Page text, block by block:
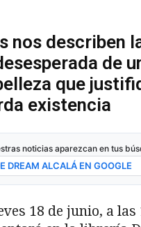
nos describen
de
que
existencia
noticias aparezcan en tus
DREAM ALCALÁ EN GOOGLE
18 de junio, a las